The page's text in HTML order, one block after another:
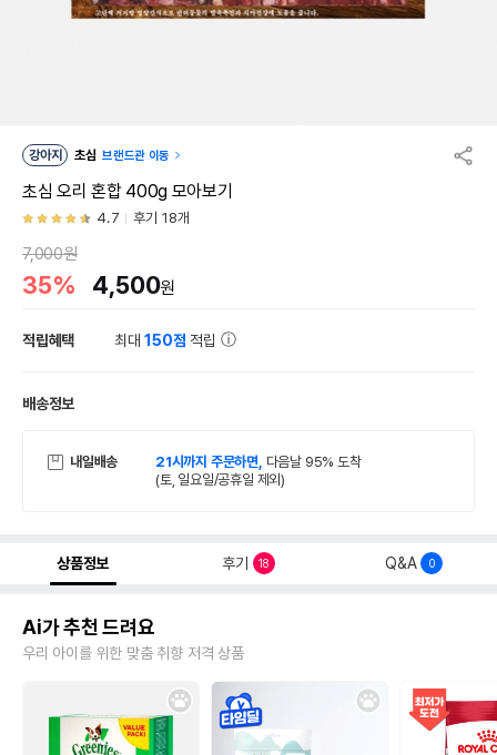
강아지 초심 브랜드관 이동
초심 오리 혼합 400g 모아보기
4.7 후기 18개
7,000원
35% 4,500원
적립혜택 최대150점 적립
배송정보
내일배송 21시까지 주문하면, 다음날 95% 도착
(토, 일요일/공휴일 제외)
상품정보 후기 18 Q&A 0
Ai가 추천 드려요
우리 아이를 위한 맞춤 취향 저격 상품